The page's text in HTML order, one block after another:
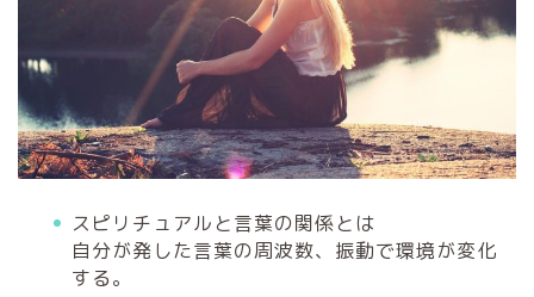
スピリチュアルと言葉の関係とは
自分が発した言葉の周波数、振動で環境が変化
する。